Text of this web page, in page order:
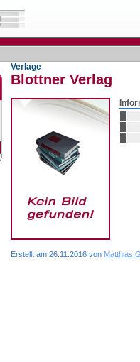
Verlage
Blottner Verlag
Erstellt am 26.11.2016 von Matthias